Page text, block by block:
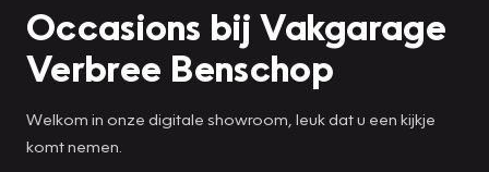
Occasions bij Vakgarage
Verbree Benschop
Welkom in onze digitale showroom, leuk dat u een kijkje
komt nemen.